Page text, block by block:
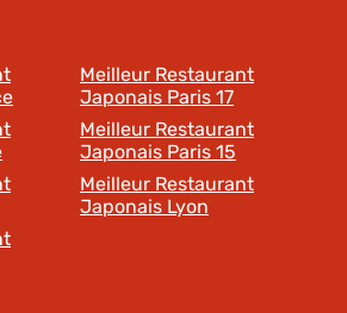
Meilleur Restaurant
Japonais Paris 17
Meilleur Restaurant
Japonais Paris 15
Meilleur Restaurant
Japonais Lyon